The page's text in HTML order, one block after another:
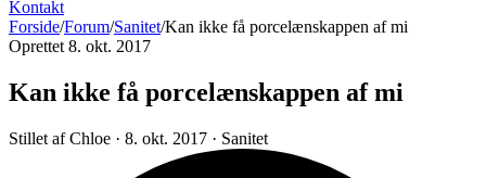
Kontakt
Forside/Forum/Sanitet/Kan ikke få porcelænskappen af mi
Oprettet 8. okt. 2017
Kan ikke få porcelænskappen af mi
Stillet afChloe · 8. okt. 2017 · Sanitet